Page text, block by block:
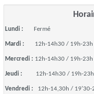
Lundi : Fermé
Mardi : 12h-14h30 / 19h-23h
Mercredi : 12h-14h30 / 19h-23h
Jeudi : 12h-14h30 / 19h-23h
Vendredi : 12h-14,30h / 19'30-